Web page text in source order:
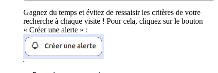
Gagnez du temps et évitez de ressaisir les critères de votre
recherche à chaque visite ! Pour cela, cliquez sur le bouton
« Créer une alerte » :